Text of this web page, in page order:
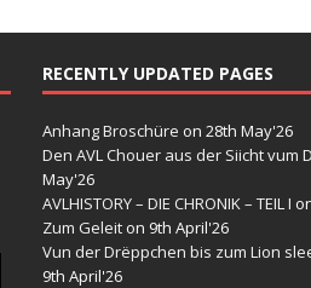
RECENTLY UPDATED PAGES
Anhang Broschüre on 28th May'26
Den AVL Chouer aus der Siicht vum
May'26
AVLHISTORY – DIE CHRONIK – TEIL I
Zum Geleiton 9th April'26
Vun der Drëppchen bis zum Lion
9th April'26